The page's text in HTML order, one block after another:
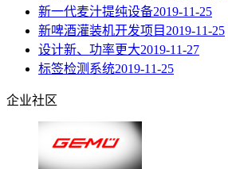
新一代麦汁提纯设备2019-11-25
新啤酒灌装机开发项目 2019-11-25
设计新、功率更大2019-11-27
标签检测系统2019-11-25
企业社区